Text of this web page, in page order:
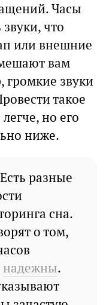
Часы
что
или внешние
вам
громкие звуки
такое
но его
ниже.
разные
сна.
о том,
надежны.